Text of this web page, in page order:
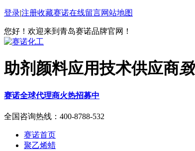
登录|注册收藏赛诺在线留言网站地图
您好！欢迎来到青岛赛诺品牌官网！
助剂颜料应用技术供应商
赛诺全球代理商火热招募中
全国咨询热线： 400-8788-532
赛诺首页
聚乙烯蜡